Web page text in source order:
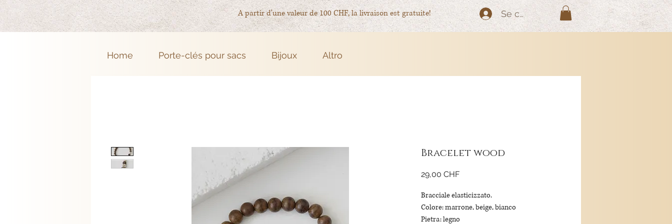
A partir d'une valeur de 100 CHF, la livraison est gratuite! Se connecter
Home Porte-clés pour sacs Bijoux Altro
Bracelet wood
29,00 CHFPrix
Bracciale elasticizzato.
Colore: marrone, beige, bianco
Pietra: legno